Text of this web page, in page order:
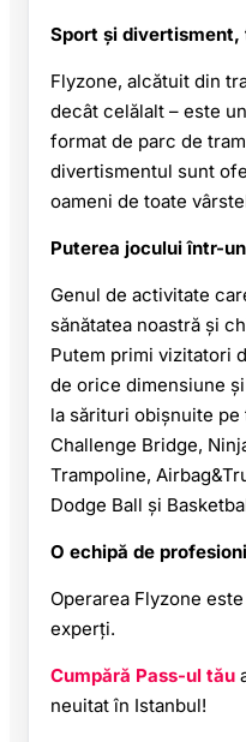
Sport și
Flyzone, alcătuit din
decât celălalt – este
format de parc de
divertismentul sunt
oameni de toate
Puterea jocului într-
Genul de activitate
sănătatea noastră și
Putem primi vizitatori
de orice dimensiune
la sărituri obișnuite
Challenge Bridge,
Trampoline,
Dodge Ball și
O echipă de
Operarea Flyzone
experți.
Cumpără Pass-ul tău
neuitat în Istanbul!